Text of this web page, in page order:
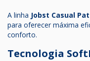
A linha Jobst Casual
para oferecer máxima
conforto.
Tecnologia